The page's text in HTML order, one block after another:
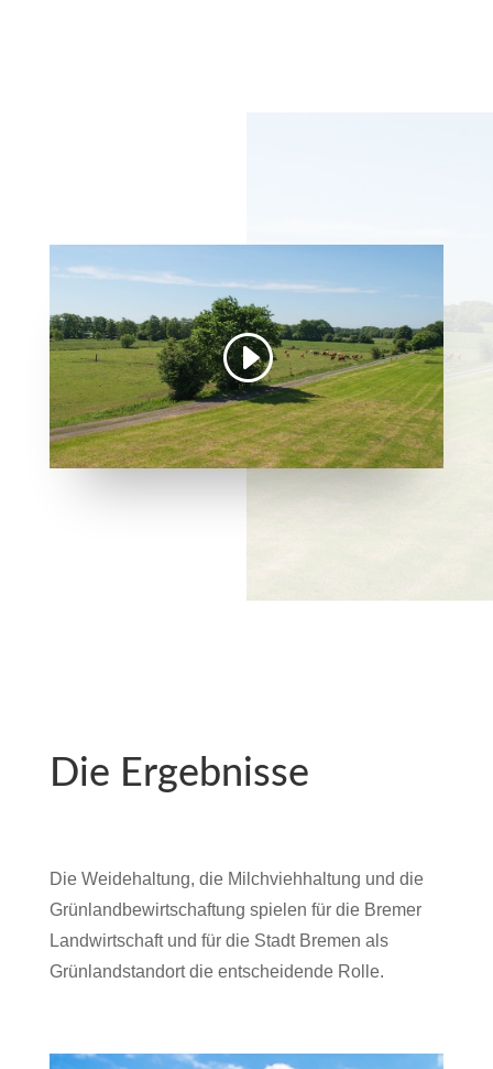
Die Ergebnisse
Die Weidehaltung, die Milchviehhaltung und die
Grünlandbewirtschaftung spielen für die Bremer
Landwirtschaft und für die Stadt Bremen als
Grünlandstandort die entscheidende Rolle.